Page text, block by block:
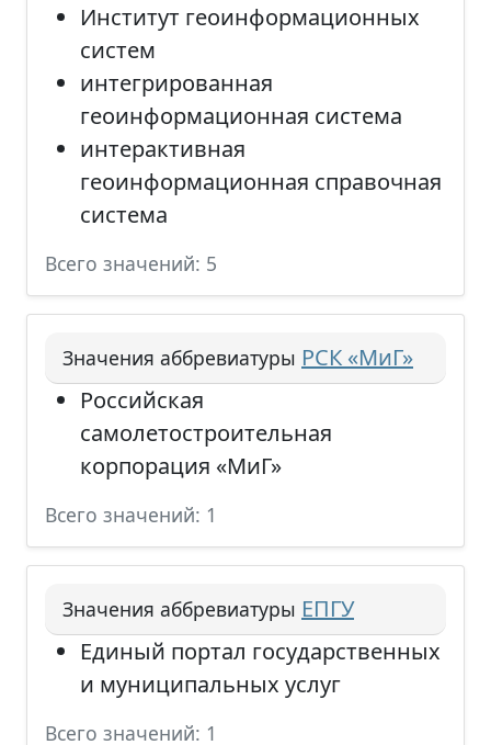
Институт геоинформационных
систем
интегрированная
геоинформационная система
интерактивная
геоинформационная справочная
система
Всего значений: 5
Значения аббревиатуры РСК «МиГ»
Российская
самолетостроительная
корпорация «МиГ»
Всего значений: 1
Значения аббревиатуры ЕПГУ
Единый портал государственных
и муниципальных услуг
Всего значений: 1